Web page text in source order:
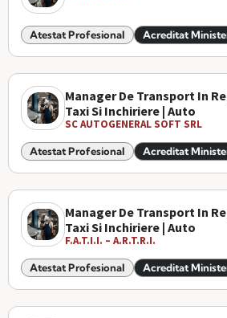
Atestat Profesional Acreditat
Manager De Transport In
Taxi Si Inchiriere | Auto
SC AUTOGENERAL SOFT SRL
Atestat Profesional Acreditat
Manager De Transport In
Taxi Si Inchiriere | Auto
F.A.T.I.I. – A.R.T.R.I.
Atestat Profesional Acreditat